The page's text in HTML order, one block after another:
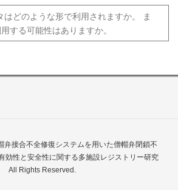
はどのような形で利用されますか。 ま
する可能性はありますか。
接合不全修復システムを用いた僧帽弁閉鎖不
効性と安全性に関する多施設レジストリー研究
All Rights Reserved.